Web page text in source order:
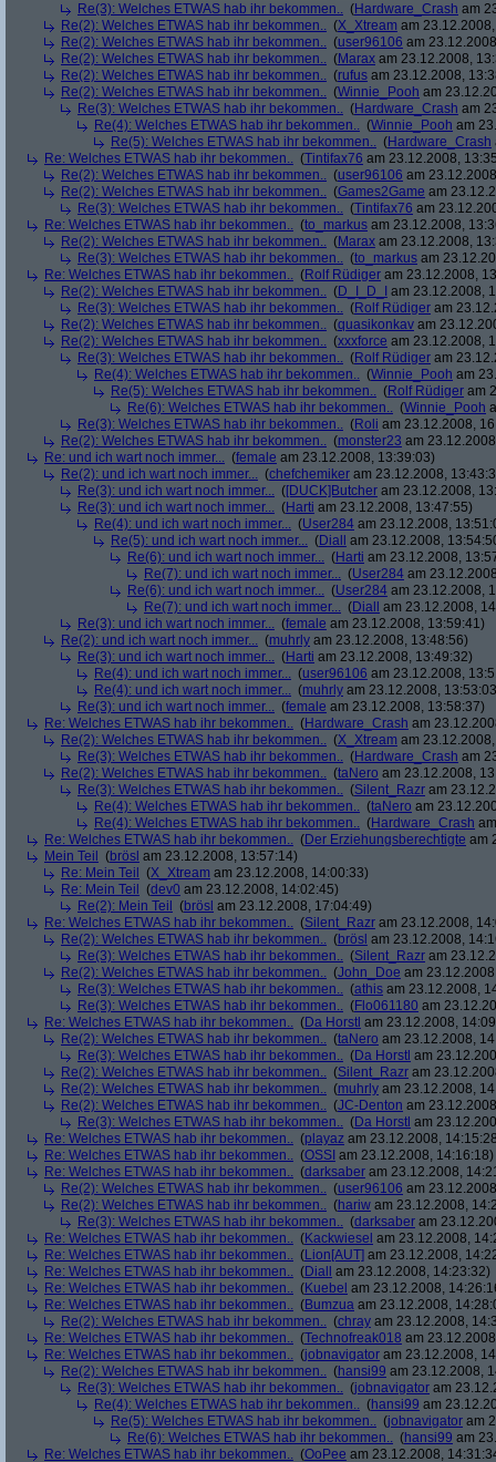
Re(3): Welches ETWAS hab ihr bekommen.. (Hardware_Crash am
Re(2): Welches ETWAS hab ihr bekommen.. (X_Xtream am
Re(2): Welches ETWAS hab ihr bekommen.. (user96106 am
Re(2): Welches ETWAS hab ihr bekommen.. (Marax am 23.12.2008,
Re(2): Welches ETWAS hab ihr bekommen.. (rufus am 23.12.2008,
Re(2): Welches ETWAS hab ihr bekommen.. (Winnie_Pooh am
Re(3): Welches ETWAS hab ihr bekommen.. (Hardware_Crash am
Re(4): Welches ETWAS hab ihr bekommen.. (Winnie_Pooh am
Re(5): Welches ETWAS hab ihr bekommen.. (Hardware_Crash
Re: Welches ETWAS hab ihr bekommen.. (Tintifax76 am 23.12.2008,
Re(2): Welches ETWAS hab ihr bekommen.. (user96106 am
Re(2): Welches ETWAS hab ihr bekommen.. (Games2Game am
Re(3): Welches ETWAS hab ihr bekommen.. (Tintifax76 am
Re: Welches ETWAS hab ihr bekommen.. (to_markus am 23.12.2008,
Re(2): Welches ETWAS hab ihr bekommen.. (Marax am 23.12.2008,
Re(3): Welches ETWAS hab ihr bekommen.. (to_markus am
Re: Welches ETWAS hab ihr bekommen.. (Rolf Rüdiger am 23.12.2008,
Re(2): Welches ETWAS hab ihr bekommen.. (D_I_D_I
am 23.12.2008,
Re(3): Welches ETWAS hab ihr bekommen.. (Rolf Rüdiger am
Re(2): Welches ETWAS hab ihr bekommen.. (quasikonkav am
Re(2): Welches ETWAS hab ihr bekommen.. (xxxforce am 23.12.2008,
Re(3): Welches ETWAS hab ihr bekommen.. (Rolf Rüdiger am
Re(4): Welches ETWAS hab ihr bekommen.. (Winnie_Pooh am
Re(5): Welches ETWAS hab ihr bekommen.. (Rolf Rüdiger am
Re(6): Welches ETWAS hab ihr bekommen.. (Winnie_Pooh
Re(3): Welches ETWAS hab ihr bekommen.. (Roli am 23.12.2008,
Re(2): Welches ETWAS hab ihr bekommen.. (monster23 am
Re: und ich wart noch immer... (female am 23.12.2008, 13:39:03)
Re(2): und ich wart noch immer... (chefchemiker am 23.12.2008,
Re(3): und ich wart noch immer... ([DUCK]Butcher am 23.12.2008,
Re(3): und ich wart noch immer... (Harti am 23.12.2008, 13:47:55)
Re(4): und ich wart noch immer... (User284 am 23.12.2008,
Re(5): und ich wart noch immer... (Diall
am 23.12.2008,
Re(6): und ich wart noch immer... (Harti am 23.12.2008,
Re(7): und ich wart noch immer... (User284 am
Re(6): und ich wart noch immer... (User284 am 23.12.2008,
Re(7): und ich wart noch immer... (Diall
am 23.12.2008,
Re(3): und ich wart noch immer... (female am 23.12.2008, 13:59:41)
Re(2): und ich wart noch immer... (muhrly am 23.12.2008, 13:48:56)
Re(3): und ich wart noch immer... (Harti am 23.12.2008, 13:49:32)
Re(4): und ich wart noch immer... (user96106 am 23.12.2008,
Re(4): und ich wart noch immer... (muhrly am 23.12.2008,
Re(3): und ich wart noch immer... (female am 23.12.2008, 13:58:37)
Re: Welches ETWAS hab ihr bekommen.. (Hardware_Crash am
Re(2): Welches ETWAS hab ihr bekommen.. (X_Xtream am
Re(3): Welches ETWAS hab ihr bekommen.. (Hardware_Crash am
Re(2): Welches ETWAS hab ihr bekommen.. (taNero am 23.12.2008,
Re(3): Welches ETWAS hab ihr bekommen.. (Silent_Razr am
Re(4): Welches ETWAS hab ihr bekommen.. (taNero am
Re(4): Welches ETWAS hab ihr bekommen.. (Hardware_Crash
Re: Welches ETWAS hab ihr bekommen.. (Der Erziehungsberechtigte am
Mein Teil
(brösl am 23.12.2008, 13:57:14)
Re: Mein Teil
(X_Xtream am 23.12.2008, 14:00:33)
Re: Mein Teil
(dev0 am 23.12.2008, 14:02:45)
Re(2): Mein Teil
(brösl am 23.12.2008, 17:04:49)
Re: Welches ETWAS hab ihr bekommen.. (Silent_Razr am 23.12.2008,
Re(2): Welches ETWAS hab ihr bekommen.. (brösl am 23.12.2008,
Re(3): Welches ETWAS hab ihr bekommen.. (Silent_Razr am
Re(2): Welches ETWAS hab ihr bekommen.. (John_Doe am
Re(3): Welches ETWAS hab ihr bekommen.. (athis am 23.12.2008,
Re(3): Welches ETWAS hab ihr bekommen.. (Flo061180 am
Re: Welches ETWAS hab ihr bekommen.. (Da Horstl am 23.12.2008,
Re(2): Welches ETWAS hab ihr bekommen.. (taNero am 23.12.2008,
Re(3): Welches ETWAS hab ihr bekommen.. (Da Horstl am
Re(2): Welches ETWAS hab ihr bekommen.. (Silent_Razr am
Re(2): Welches ETWAS hab ihr bekommen.. (muhrly am 23.12.2008,
Re(2): Welches ETWAS hab ihr bekommen.. (JC-Denton am
Re(3): Welches ETWAS hab ihr bekommen.. (Da Horstl am
Re: Welches ETWAS hab ihr bekommen.. (playaz am 23.12.2008,
Re: Welches ETWAS hab ihr bekommen.. (OSSI am 23.12.2008, 14:16:18)
Re: Welches ETWAS hab ihr bekommen.. (darksaber am 23.12.2008,
Re(2): Welches ETWAS hab ihr bekommen.. (user96106 am
Re(2): Welches ETWAS hab ihr bekommen.. (hariw am 23.12.2008,
Re(3): Welches ETWAS hab ihr bekommen.. (darksaber am
Re: Welches ETWAS hab ihr bekommen.. (Kackwiesel am 23.12.2008,
Re: Welches ETWAS hab ihr bekommen.. (Lion[AUT] am 23.12.2008,
Re: Welches ETWAS hab ihr bekommen.. (Diall
am 23.12.2008, 14:23:32)
Re: Welches ETWAS hab ihr bekommen.. (Kuebel am 23.12.2008,
Re: Welches ETWAS hab ihr bekommen.. (Bumzua am 23.12.2008,
Re(2): Welches ETWAS hab ihr bekommen.. (chray am 23.12.2008,
Re: Welches ETWAS hab ihr bekommen.. (Technofreak018 am
Re: Welches ETWAS hab ihr bekommen.. (jobnavigator am 23.12.2008,
Re(2): Welches ETWAS hab ihr bekommen.. (hansi99 am 23.12.2008,
Re(3): Welches ETWAS hab ihr bekommen.. (jobnavigator am
Re(4): Welches ETWAS hab ihr bekommen.. (hansi99 am
Re(5): Welches ETWAS hab ihr bekommen.. (jobnavigator am
Re(6): Welches ETWAS hab ihr bekommen.. (hansi99 am
Re: Welches ETWAS hab ihr bekommen.. (OoPee am 23.12.2008,